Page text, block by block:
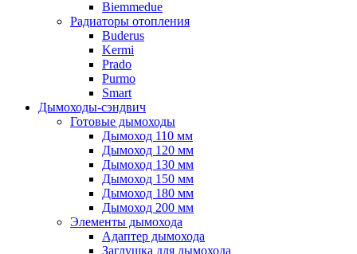
Biemmedue
Радиаторы отопления
Buderus
Kermi
Prado
Purmo
Smart
Дымоходы-сэндвич
Готовые дымоходы
Дымоход 110 мм
Дымоход 120 мм
Дымоход 130 мм
Дымоход 150 мм
Дымоход 180 мм
Дымоход 200 мм
Элементы дымохода
Адаптер дымохода
Заглушка для дымохода